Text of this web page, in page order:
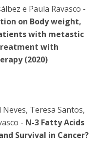
e Paula Ravasco -
on Body weight,
with metastic
with
(2020)
Teresa Santos,
- N-3 Fatty Acids
Survival in Cancer?